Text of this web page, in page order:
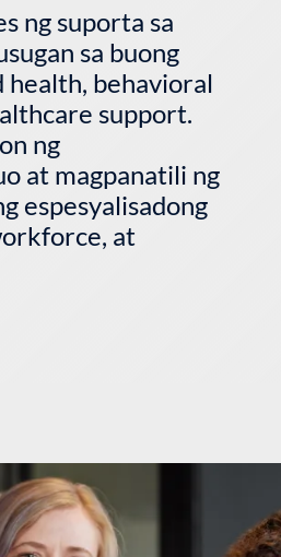
ng suporta sa
sa buong
health, behavioral
support.
ng
at magpanatili ng
espesyalisadong
at